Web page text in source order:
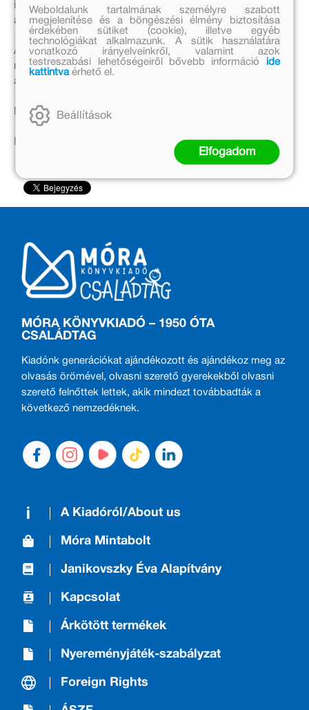
ikonikus mesefigurák, melyek generációkon át kísérték
az olvasókat – örök nyomot hagy szívünkben.
A Móra Könyvkiadó nevében kifejezzük őszinte
részvétünket családjának, barátainak és mindazoknak,
akik számára művészete élményt és értéket jelentett.
Nyugodjon békében!
MÓRA KÖNYVKIADÓ – 1950 ÓTA
CSALÁDTAG
Kiadónk generációkat ajándékozott és ajándékoz meg az
olvasás örömével, olvasni szerető gyerekekből olvasni
szerető felnőttek lettek, akik mindezt továbbadták a
következő nemzedéknek.
A Kiadóról/About us
Móra Mintabolt
Janikovszky Éva Alapítvány
Kapcsolat
Árkötött termékek
Nyereményjáték-szabályzat
Foreign Rights
Weboldalunk tartalmának személyre szabott
megjelenítése és a böngészési élmény biztosítása
érdekében sütiket (cookie), illetve egyéb
technológiákat alkalmazunk. A sütik használatára
vonatkozó irányelveinkről, valamint azok
testreszabási lehetőségeiről bővebb információ
ide
kattintvaérhető el.
Beállítások
Elfogadom